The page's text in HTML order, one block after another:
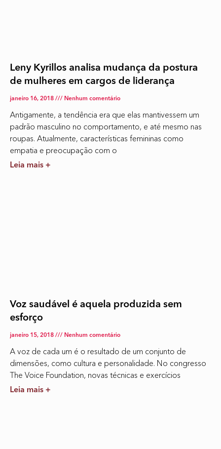
Leny Kyrillos analisa mudança da postura
de mulheres em cargos de liderança
janeiro 16, 2018 Nenhum comentário
Antigamente, a tendência era que elas mantivessem um
padrão masculino no comportamento, e até mesmo nas
roupas. Atualmente, características femininas como
empatia e preocupação com o
Leia mais +
Voz saudável é aquela produzida sem
esforço
janeiro 15, 2018 Nenhum comentário
A voz de cada um é o resultado de um conjunto de
dimensões, como cultura e personalidade. No congresso
The Voice Foundation, novas técnicas e exercícios
Leia mais +